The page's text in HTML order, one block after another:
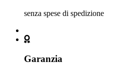
senza spese di spedizione
Garanzia